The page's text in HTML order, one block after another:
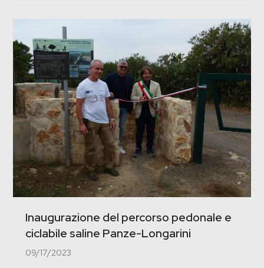
Inaugurazione del percorso pedonale e
ciclabile saline Panze-Longarini
09/17/2023